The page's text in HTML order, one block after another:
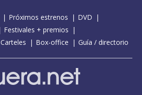
Próximos estrenos
DVD
Festivales + premios
Carteles Box-office Guía / directorio